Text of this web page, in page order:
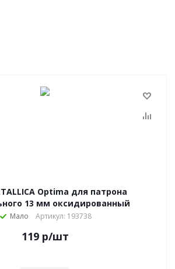
Optima для патрона
13 мм оксидированный
Мало Артикул: 193738
119р/шт